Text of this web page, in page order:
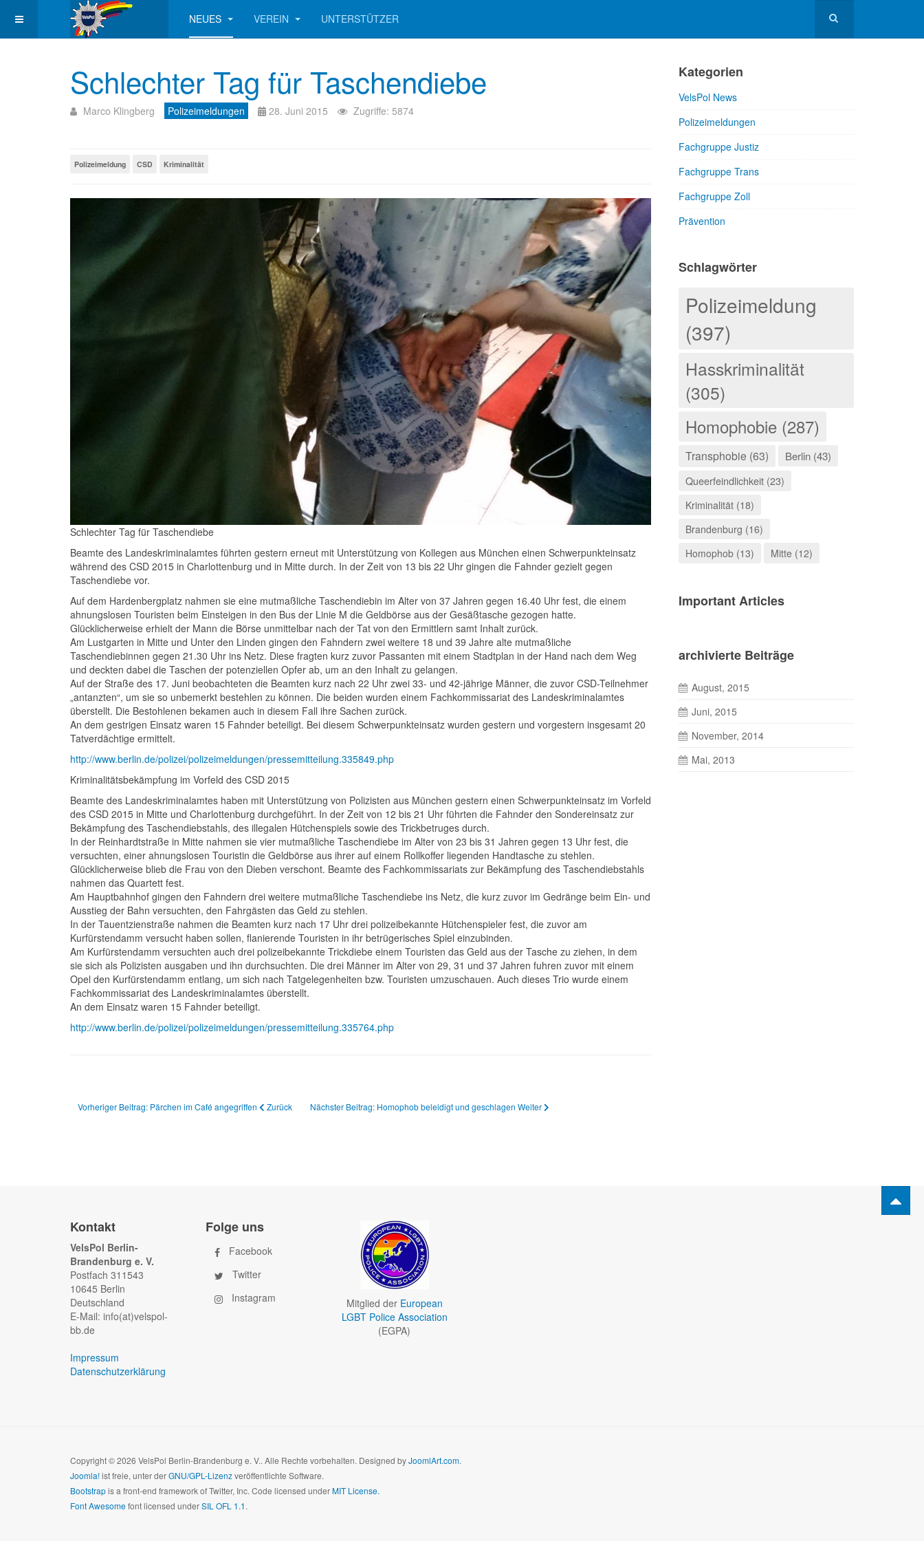
NEUES VEREIN UNTERSTÜTZER
Schlechter Tag für Taschendiebe
Marco Klingberg Polizeimeldungen 28. Juni 2015 Zugriffe: 5874
Polizeimeldung CSD Kriminalität
Schlechter Tag für Taschendiebe
Beamte des Landeskriminalamtes führten gestern erneut mit Unterstützung von Kollegen aus München einen Schwerpunkteinsatz
während des CSD 2015 in Charlottenburg und in Mitte durch. In der Zeit von 13 bis 22 Uhr gingen die Fahnder gezielt gegen
Taschendiebe vor.
Auf dem Hardenbergplatz nahmen sie eine mutmaßliche Taschendiebin im Alter von 37 Jahren gegen 16.40 Uhr fest, die einem
ahnungslosen Touristen beim Einsteigen in den Bus der Linie M die Geldbörse aus der Gesäßtasche gezogen hatte.
Glücklicherweise erhielt der Mann die Börse unmittelbar nach der Tat von den Ermittlern samt Inhalt zurück.
Am Lustgarten in Mitte und Unter den Linden gingen den Fahndern zwei weitere 18 und 39 Jahre alte mutmaßliche
Taschendiebinnen gegen 21.30 Uhr ins Netz. Diese fragten kurz zuvor Passanten mit einem Stadtplan in der Hand nach dem Weg
und deckten dabei die Taschen der potenziellen Opfer ab, um an den Inhalt zu gelangen.
Auf der Straße des 17. Juni beobachteten die Beamten kurz nach 22 Uhr zwei 33- und 42-jährige Männer, die zuvor CSD-Teilnehmer
„antanzten“, um sie so unbemerkt bestehlen zu können. Die beiden wurden einem Fachkommissariat des Landeskriminalamtes
überstellt. Die Bestohlenen bekamen auch in diesem Fall ihre Sachen zurück.
An dem gestrigen Einsatz waren 15 Fahnder beteiligt. Bei diesem Schwerpunkteinsatz wurden gestern und vorgestern insgesamt 20
Tatverdächtige ermittelt.
http://www.berlin.de/polizei/polizeimeldungen/pressemitteilung.335849.php
Kriminalitätsbekämpfung im Vorfeld des CSD 2015
Beamte des Landeskriminalamtes haben mit Unterstützung von Polizisten aus München gestern einen Schwerpunkteinsatz im Vorfeld
des CSD 2015 in Mitte und Charlottenburg durchgeführt. In der Zeit von 12 bis 21 Uhr führten die Fahnder den Sondereinsatz zur
Bekämpfung des Taschendiebstahls, des illegalen Hütchenspiels sowie des Trickbetruges durch.
In der Reinhardtstraße in Mitte nahmen sie vier mutmaßliche Taschendiebe im Alter von 23 bis 31 Jahren gegen 13 Uhr fest, die
versuchten, einer ahnungslosen Touristin die Geldbörse aus ihrer auf einem Rollkoffer liegenden Handtasche zu stehlen.
Glücklicherweise blieb die Frau von den Dieben verschont. Beamte des Fachkommissariats zur Bekämpfung des Taschendiebstahls
nahmen das Quartett fest.
Am Hauptbahnhof gingen den Fahndern drei weitere mutmaßliche Taschendiebe ins Netz, die kurz zuvor im Gedränge beim Ein- und
Ausstieg der Bahn versuchten, den Fahrgästen das Geld zu stehlen.
In der Tauentzienstraße nahmen die Beamten kurz nach 17 Uhr drei polizeibekannte Hütchenspieler fest, die zuvor am
Kurfürstendamm versucht haben sollen, flanierende Touristen in ihr betrügerisches Spiel einzubinden.
Am Kurfürstendamm versuchten auch drei polizeibekannte Trickdiebe einem Touristen das Geld aus der Tasche zu ziehen, in dem
sie sich als Polizisten ausgaben und ihn durchsuchten. Die drei Männer im Alter von 29, 31 und 37 Jahren fuhren zuvor mit einem
Opel den Kurfürstendamm entlang, um sich nach Tatgelegenheiten bzw. Touristen umzuschauen. Auch dieses Trio wurde einem
Fachkommissariat des Landeskriminalamtes überstellt.
An dem Einsatz waren 15 Fahnder beteiligt.
http://www.berlin.de/polizei/polizeimeldungen/pressemitteilung.335764.php
Vorheriger Beitrag: Pärchen im Café angegriffen Zurück Nächster Beitrag: Homophob beleidigt und geschlagen Weiter
Kategorien
VelsPol News
Polizeimeldungen
Fachgruppe Justiz
Fachgruppe Trans
Fachgruppe Zoll
Prävention
Schlagwörter
Polizeimeldung
(397)
Hasskriminalität
(305)
Homophobie (287)
Transphobie (63)
Berlin (43)
Queerfeindlichkeit (23)
Kriminalität (18)
Brandenburg (16)
Homophob (13)
Mitte (12)
Important Articles
archivierte Beiträge
August, 2015
Juni, 2015
November, 2014
Mai, 2013
Kontakt
VelsPol Berlin-
Brandenburg e. V.
Postfach 311543
10645 Berlin
Deutschland
E-Mail: info(at)velspol-
bb.de
Impressum
Datenschutzerklärung
Folge uns
Facebook
Twitter
Instagram
Mitglied der European
LGBT Police Association
(EGPA)
Copyright © 2026 VelsPol Berlin-Brandenburg e. V.. Alle Rechte vorbehalten. Designed byJoomlArt.com.
Joomla!ist freie, unter derGNU/GPL-Lizenzveröffentlichte Software.
Bootstrapis a front-end framework of Twitter, Inc. Code licensed underMIT License.
Font Awesomefont licensed underSIL OFL 1.1.